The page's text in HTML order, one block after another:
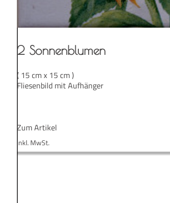
2 Son­nen­blu­men
( 15 cm x 15 cm )
Fliesenbild mit Aufhänger
Zum Artikel
inkl. MwSt.